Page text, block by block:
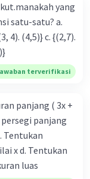
yang
terverifikasi
panjang ( 3x +
panjang
Tentukan
x d. Tentukan
luas